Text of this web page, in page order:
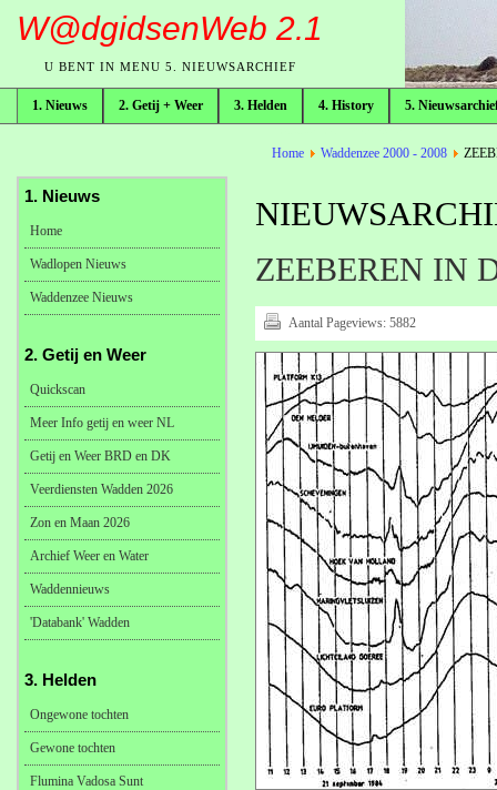
W@dgidsenWeb 2.1
U BENT IN MENU 5. NIEUWSARCHIEF
1. Nieuws 2. Getij + Weer 3. Helden 4. History 5.
broodkruimelpad
Home Waddenzee 2000 - 2008
ZEEBEREN IN
Aantal Pageviews: 5882
1. Nieuws
Home
Wadlopen Nieuws
Waddenzee Nieuws
2. Getij en Weer
Quickscan
Meer Info getij en weer NL
Getij en Weer BRD en DK
Veerdiensten Wadden 2026
Zon en Maan 2026
Archief Weer en Water
Waddennieuws
'Databank' Wadden
3. Helden
Ongewone tochten
Gewone tochten
Flumina Vadosa Sunt